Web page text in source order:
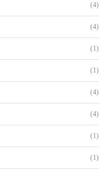
(4)
(4)
(1)
(1)
(4)
(4)
(1)
(1)